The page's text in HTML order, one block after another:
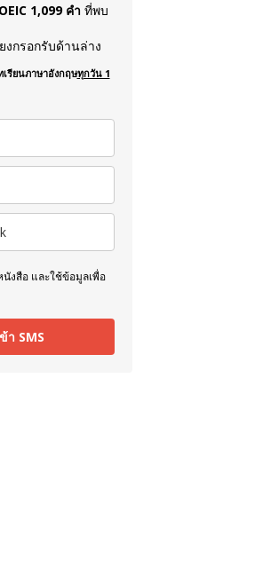
1,099 คำ ที่พบ
งกรอกรับด้านล่าง
รียนภาษาอังกฤษทุกวัน 1
งสือ และใช้ข้อมูลเพื่อ
า SMS